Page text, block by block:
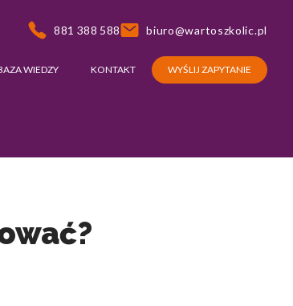
881 388 588 biuro@wartoszkolic.pl
WIEDZY KONTAKT WYŚLIJ ZAPYTANIE